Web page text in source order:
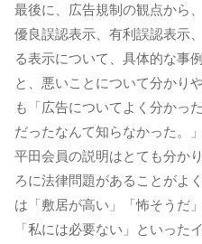
最後に、広告規制の観点から
優良誤認表示、有利誤認表示
る表示について、具体的な事
と、悪いことについて分かり
も「広告についてよく分かっ
だったなんて知らなかった。
平田会員の説明はとても分か
ろに法律問題があることがよ
は「敷居が高い」「怖そうだ
「私には必要ない」といった